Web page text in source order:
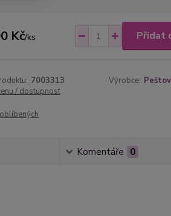
Kč/ks Přidat
7003313 Výrobce:
/ dostupnost
Komentáře 0